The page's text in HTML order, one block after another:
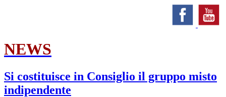
NEWS
Si costituisce in Consiglio il gruppo misto
indipendente